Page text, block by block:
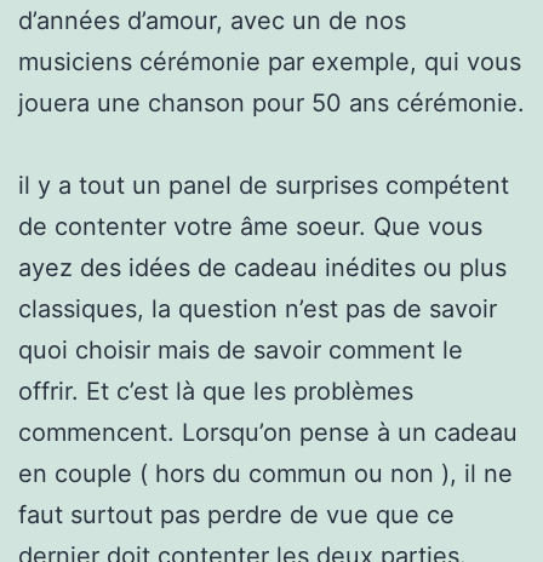
d’années d’amour, avec un de nos
musiciens cérémonie par exemple, qui vous
jouera une chanson pour 50 ans cérémonie.
il y a tout un panel de surprises compétent
de contenter votre âme soeur. Que vous
ayez des idées de cadeau inédites ou plus
classiques, la question n’est pas de savoir
quoi choisir mais de savoir comment le
offrir. Et c’est là que les problèmes
commencent. Lorsqu’on pense à un cadeau
en couple ( hors du commun ou non ), il ne
faut surtout pas perdre de vue que ce
dernier doit contenter les deux parties.